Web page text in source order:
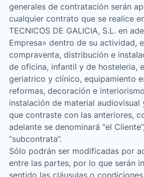
generales de contratación serán
cualquier contrato que se realice
TECNICOS DE GALICIA, S.L. en
Empresa» dentro de su actividad,
compraventa, distribución e
de oficina, infantil y de hosteleria,
geriatrico y clínico, equipamiento
reformas, decoración e
instalación de material audiovisual
que contraste con las anteriores,
adelante se denominará “el
“subcontrata”.
Sólo podrán ser modificadas por
entre las partes, por lo que serán
sentido las cláusulas o
Nombre*
Correo*
Acepto las
Deseo recibir información comercial,